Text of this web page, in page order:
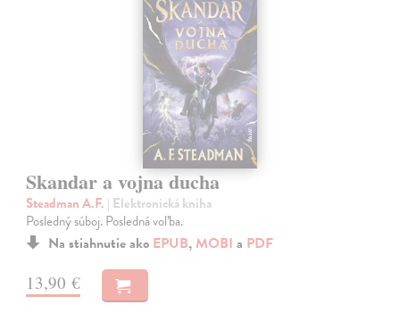
Skandar a vojna ducha
Steadman A.F. | Elektronická kniha
Posledný súboj. Posledná voľba.
Na stiahnutie ako EPUB, MOBI a PDF
13,90 €